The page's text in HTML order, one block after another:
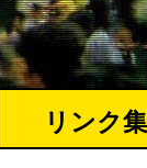
リンク集